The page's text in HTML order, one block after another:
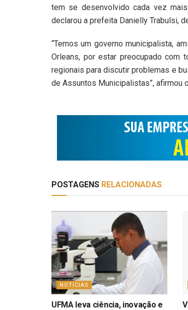
tem se desenvolvido cada vez
declarou a prefeita Danielly Trabulsi,
“Temos um governo municipalista,
Orleans, por estar preocupado com
regionais para discutir problemas e
de Assuntos Municipalistas”, afirmou
POSTAGENS RELACIONADAS
NOTÍCIAS
UFMA leva ciência, inovação e